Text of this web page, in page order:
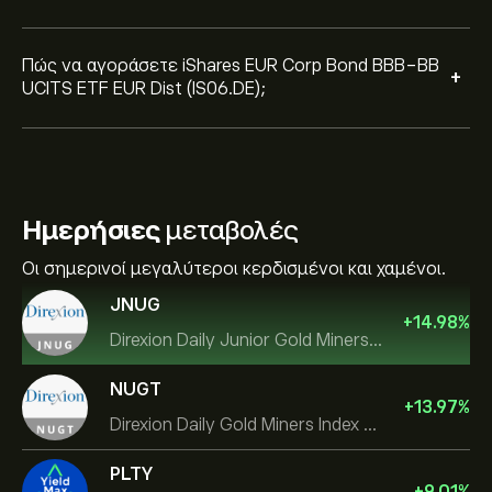
Πώς να αγοράσετε iShares EUR Corp Bond BBB-BB
UCITS ETF EUR Dist (IS06.DE);
+
Ημερήσιεςμεταβολές
Οι σημερινοί μεγαλύτεροι κερδισμένοι και χαμένοι.
JNUG
Direxion Daily Junior Gold Miners Index Bull 2X ETF
+14.98%
NUGT
Direxion Daily Gold Miners Index Bull 2X ETF
+13.97%
PLTY